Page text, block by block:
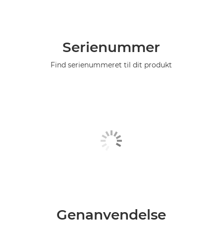
Serienummer
Find serienummeret til dit produkt
Genanvendelse